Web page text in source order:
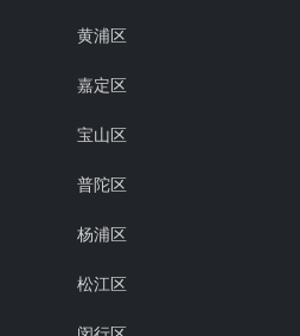
黄浦区
嘉定区
宝山区
普陀区
杨浦区
松江区